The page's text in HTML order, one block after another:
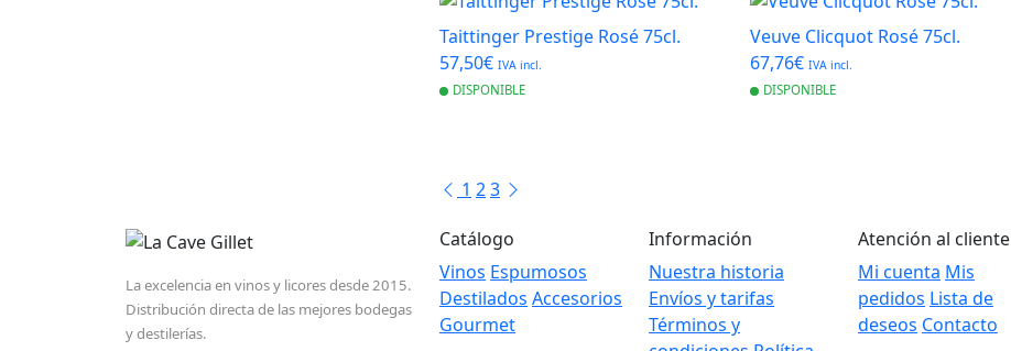
Taittinger Prestige Rosé 75cl.
57,50€ IVA incl.
DISPONIBLE
Veuve Clicquot Rosé 75cl.
67,76€IVA incl.
DISPONIBLE
1 23
La excelencia en vinos y licores desde 2015.
Distribución directa de las mejores bodegas
y destilerías.
Catálogo
Vinos Espumosos
Destilados Accesorios
Gourmet
Información
Nuestra historia
Envíos y tarifas
Términos y
Atención al cliente
Mi cuenta Mis
pedidos Lista de
deseos Contacto